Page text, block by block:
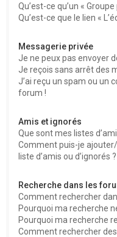
Qu’est-ce qu’un «
Qu’est-ce que le lien «
Messagerie privée
Je ne peux pas envoyer
Je reçois sans arrêt des
J’ai reçu un spam ou un
forum !
Amis et ignorés
Que sont mes listes
Comment puis-je
liste d’amis ou d’ignorés ?
Recherche dans les
Comment rechercher
Pourquoi ma recherche
Pourquoi ma recherche
Comment rechercher